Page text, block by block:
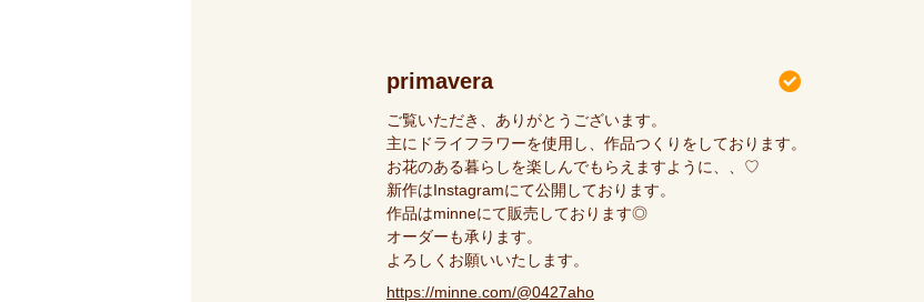
primavera
ご覧いただき、ありがとうございます。
主にドライフラワーを使用し、作品つくりをしております。
お花のある暮らしを楽しんでもらえますように、、♡
新作はInstagramにて公開しております。
作品はminneにて販売しております◎
オーダーも承ります。
よろしくお願いいたします。
https://minne.com/@0427aho